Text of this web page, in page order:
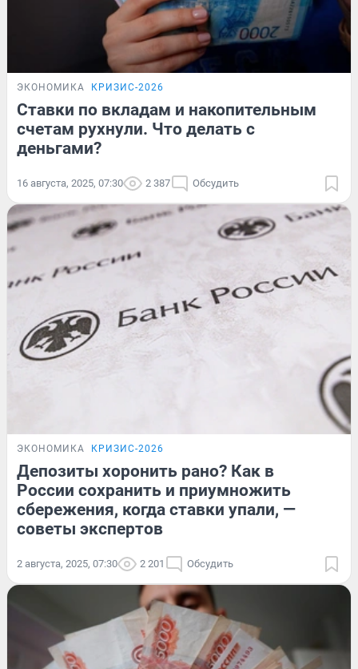
ЭКОНОМИКА КРИЗИС-2026
Ставки по вкладам и накопительным
счетам рухнули. Что делать с
деньгами?
16 августа, 2025, 07:30 2 387 Обсудить
ЭКОНОМИКА КРИЗИС-2026
Депозиты хоронить рано? Как в
России сохранить и приумножить
сбережения, когда ставки упали, —
советы экспертов
2 августа, 2025, 07:30 2 201 Обсудить